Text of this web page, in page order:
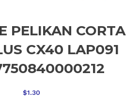
PELIKAN CORTA
CX40 LAP091
$1.30